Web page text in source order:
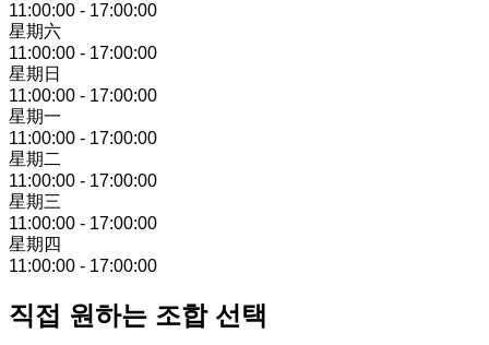
11:00:00 - 17:00:00
星期六
11:00:00 - 17:00:00
星期日
11:00:00 - 17:00:00
星期一
11:00:00 - 17:00:00
星期二
11:00:00 - 17:00:00
星期三
11:00:00 - 17:00:00
星期四
11:00:00 - 17:00:00
직접 원하는 조합 선택